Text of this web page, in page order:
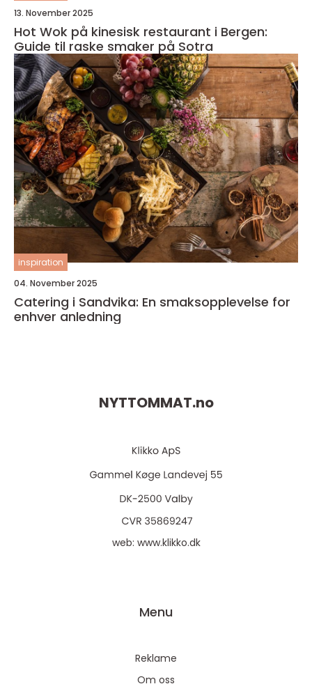
13. November 2025
Hot Wok på kinesisk restaurant i Bergen:
Guide til raske smaker på Sotra
inspiration
04. November 2025
Catering i Sandvika: En smaksopplevelse for
enhver anledning
NYTTOMMAT.no
web: www.klikko.dk
Menu
Reklame
Om oss